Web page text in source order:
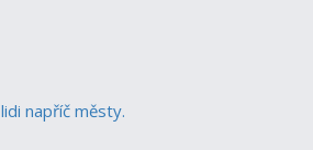
napříč městy.